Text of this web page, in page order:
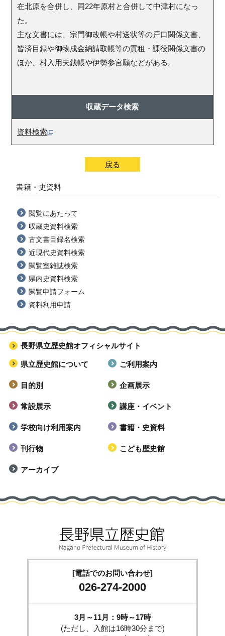
在北原を合併し、同22年原村と合併して中津村になっ
た。
主な文書には、宗門御改帳や村送状等の戸口関係文書、
皆済目録や御物成金納請取帳等の貢租・課役関係文書の
ほか、村入用夫銭帳や伊勢参宮願などがある。
収蔵データ検索
資料検索
戻る
書籍・史資料
閲覧にあたって
収蔵史資料検索
古文書目録名検索
近現代史資料検索
閲覧室雑誌検索
県内史資料検索
閲覧申請フォーム
資料利用申請
長野県立歴史館オフィシャルサイト
県立歴史館について ご利用案内
目的別 企画展示
常設展示 講座・イベント
学校向け利用案内 書籍・史資料
刊行物 こども歴史館
アーカイブ
[電話でのお問い合わせ]
026-274-2000
3月～11月：9時～17時
(ただし、入館は16時30分まで)